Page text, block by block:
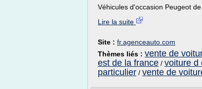
Véhicules d'occasion Peugeot
Lire la suite
Site : fr.agenceauto.com
Thèmes liés : vente de
est de la france / voiture d
particulier / vente de